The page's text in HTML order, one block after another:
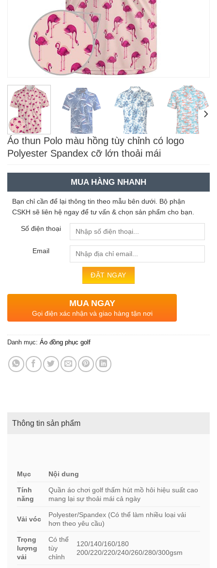
Áo thun Polo màu hồng tùy chỉnh có logo
Polyester Spandex cỡ lớn thoải mái
MUA HÀNG NHANH
Bạn chỉ cần để lại thông tin theo mẫu bên dưới. Bộ phận
CSKH sẽ liên hệ ngay để tư vấn & chọn sản phẩm cho bạn.
Số điện thoại
Email
MUA NGAY
Gọi điện xác nhận và giao hàng tận nơi
Danh mục: Áo đồng phục golf
Thông tin sản phẩm
Mục Nội dung
Tính
năng
Quần áo chơi golf thấm hút mồ hôi hiệu suất cao
mang lại sự thoải mái cả ngày
Vải vóc
Polyester/Spandex (Có thể làm nhiều loại vải
hơn theo yêu cầu)
Trọng
lượng
vải
Có thể
tùy
chỉnh
120/140/160/180
200/220/220/240/260/280/300gsm